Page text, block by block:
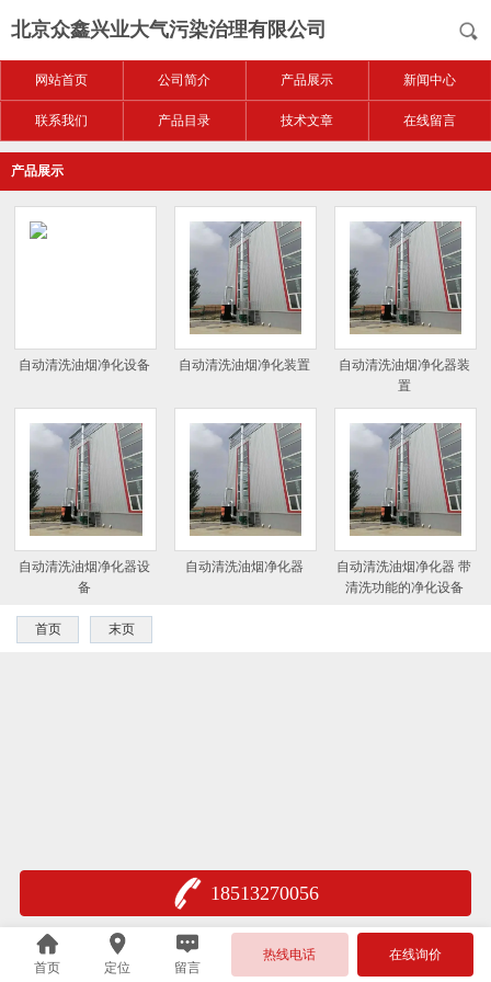
北京众鑫兴业大气污染治理有限公司
网站首页 公司简介 产品展示 新闻中心
联系我们 产品目录 技术文章 在线留言
产品展示
自动清洗油烟净化设备 自动清洗油烟净化装置
自动清洗油烟净化器装
置
自动清洗油烟净化器设
备
自动清洗油烟净化器
自动清洗油烟净化器 带
清洗功能的净化设备
首页 末页
18513270056
首页 定位 留言
热线电话 在线询价